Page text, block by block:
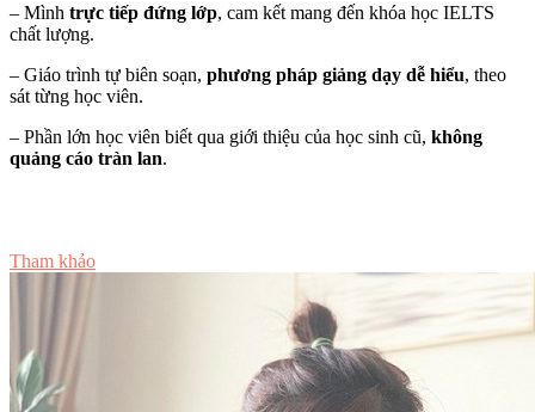
– Mình trực tiếp đứng lớp, cam kết mang đến khóa học IELTS
chất lượng.
– Giáo trình tự biên soạn, phương pháp giảng dạy dễ hiểu, theo
sát từng học viên.
– Phần lớn học viên biết qua giới thiệu của học sinh cũ, không
quảng cáo tràn lan.
Tham khảo